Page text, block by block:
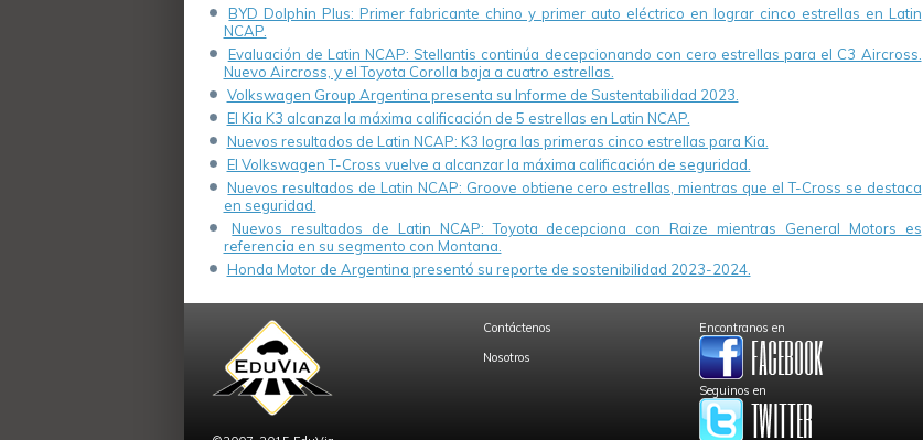
BYD Dolphin Plus: Primer fabricante chino y primer auto eléctrico en lograr cinco estrellas en Latin
NCAP.
Evaluación de Latin NCAP: Stellantis continúa decepcionando con cero estrellas para el C3 Aircross.
Nuevo Aircross, y el Toyota Corolla baja a cuatro estrellas.
Volkswagen Group Argentina presenta su Informe de Sustentabilidad 2023.
El Kia K3 alcanza la máxima calificación de 5 estrellas en Latin NCAP.
Nuevos resultados de Latin NCAP: K3 logra las primeras cinco estrellas para Kia.
El Volkswagen T-Cross vuelve a alcanzar la máxima calificación de seguridad.
Nuevos resultados de Latin NCAP: Groove obtiene cero estrellas, mientras que el T-Cross se destaca
en seguridad.
Nuevos resultados de Latin NCAP: Toyota decepciona con Raize mientras General Motors es
referencia en su segmento con Montana.
Honda Motor de Argentina presentó su reporte de sostenibilidad 2023-2024.
Contáctenos
Nosotros
Encontranos en
Seguinos en